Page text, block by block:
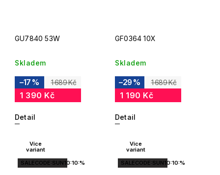
GU7840 53W
Skladem
1 689 Kč
–17 %
1 390 Kč
Detail
GF0364 10X
Skladem
1 689 Kč
–29 %
1 190 Kč
Detail
Více
variant
SALECODE:SUN10:10:%
Více
variant
SALECODE:SUN10:10:%